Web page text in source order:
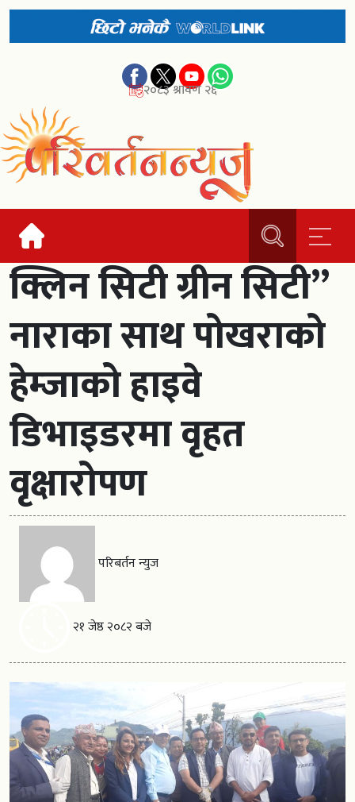
२०८३ श्रावण २६
क्लिन सिटी ग्रीन सिटी”
नाराका साथ पोखराको
हेम्जाको हाइवे
डिभाइडरमा वृहत
वृक्षारोपण
परिबर्तन न्युज
२१ जेष्ठ २०८२ बजे